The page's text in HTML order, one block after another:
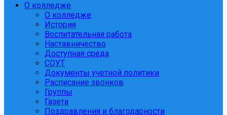
О колледже
О колледже
История
Воспитательная работа
Наставничество
Доступная среда
СОУТ
Документы учетной политики
Расписание звонков
Группы
Газета
Поздравления и благодарности